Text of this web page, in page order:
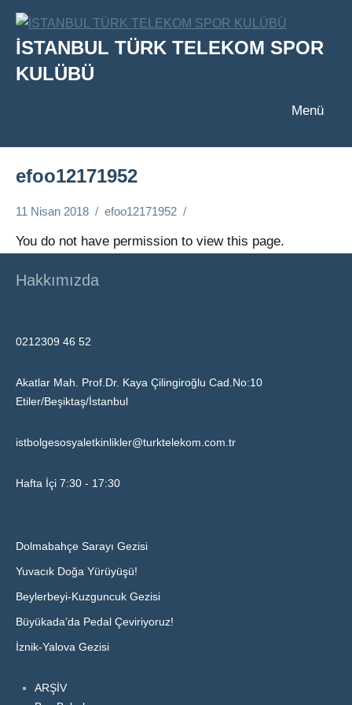
İçeriğe
İSTANBUL TÜRK TELEKOM SPOR
KULÜBÜ
Menü
efoo12171952
11 Nisan 2018 efoo12171952
You do not have permission to view this page.
Hakkımızda
0212309 46 52
Akatlar Mah. Prof.Dr. Kaya Çilingiroğlu Cad.No:10
Etiler/Beşiktaş/İstanbul
istbolgesosyaletkinlikler@turktelekom.com.tr
Hafta İçi 7:30 - 17:30
Dolmabahçe Sarayı Gezisi
Yuvacık Doğa Yürüyüşü!
Beylerbeyi-Kuzguncuk Gezisi
Büyükada’da Pedal Çeviriyoruz!
İznik-Yalova Gezisi
ARŞİV